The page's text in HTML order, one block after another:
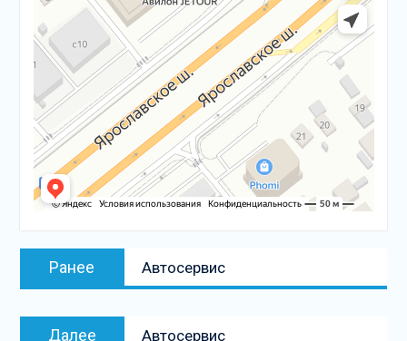
Навигация
Ранее
Предыдущая
запись:
Автосервис
Далее
Следующая
Автосервис